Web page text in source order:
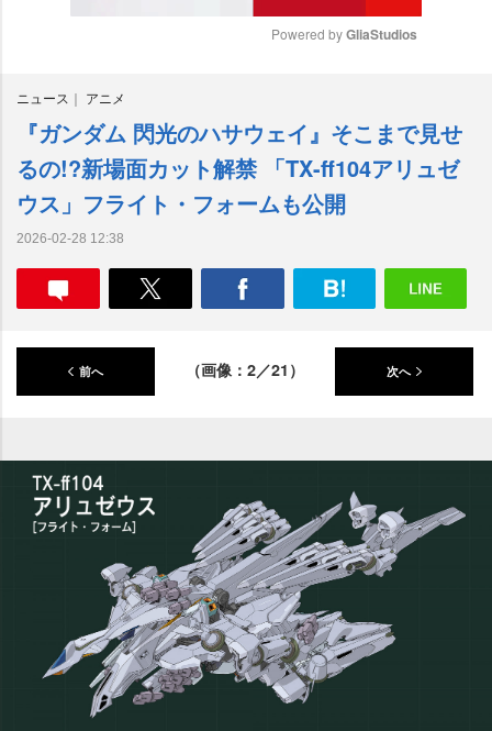
e
Powered by GliaStudios
ニュース アニメ
『ガンダム 閃光のハサウェイ』そこまで見せ
るの!?新場面カット解禁 「TX-ff104アリュゼ
ウス」フライト・フォームも公開
2026-02-28 12:38
前へ （画像：2／21） 次へ